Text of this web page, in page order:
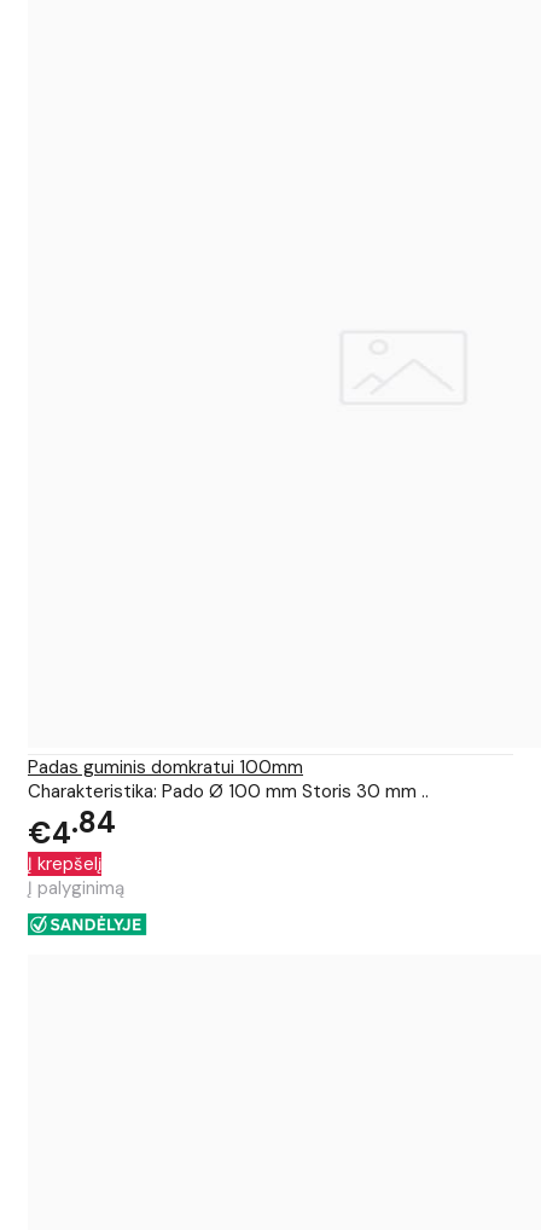
Padas guminis domkratui 100mm
Charakteristika: Pado Ø 100 mm Storis 30 mm ..
€4 84
Į krepšelį
Į palyginimą